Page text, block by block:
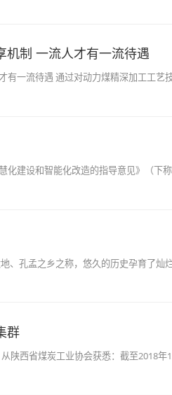
机制 一流人才有一流待遇
有一流待遇 通过对动力煤精深加工工艺
建设和智能化改造的指导意见》（下
、孔孟之乡之称，悠久的历史孕育了灿
群
陕西省煤炭工业协会获悉：截至2018